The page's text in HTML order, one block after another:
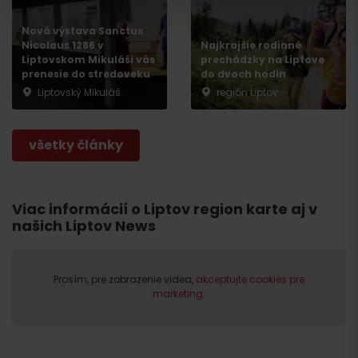
Nová výstava Sanctus
Nicolaus 1286 v
Liptovskom Mikuláši vás
prenesie do stredoveku
Liptovský Mikuláš
Najkrajšie rodinné
prechádzky na Liptove
do dvoch hodín
región Liptov
všetky články
Viac informácií o Liptov region karte aj v
našich Liptov News
Prosím, pre zobrazenie videa, akceptujte cookies pre
marketing.
Odchod